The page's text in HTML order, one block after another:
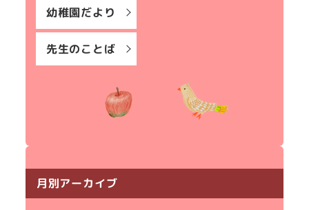
幼稚園だより
先生のことば
月別アーカイブ